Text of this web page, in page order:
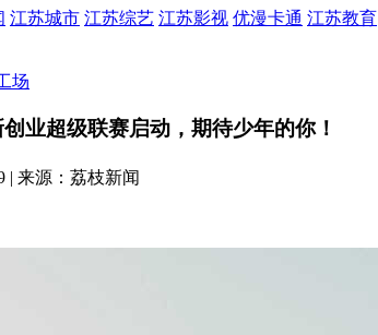
江苏城市 江苏综艺 江苏影视 优漫卡通 江苏教育
场
业超级联赛启动，期待少年的你！
| 来源：荔枝新闻